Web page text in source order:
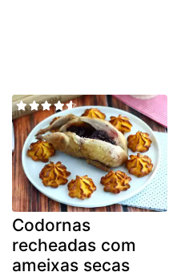
Codornas
recheadas com
ameixas secas